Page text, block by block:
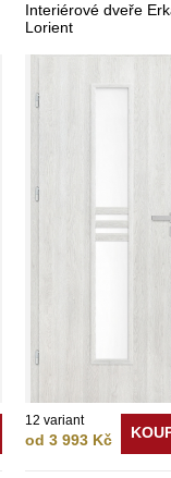
Interiérové dveře
Lorient
12 variant
od 3 993 Kč